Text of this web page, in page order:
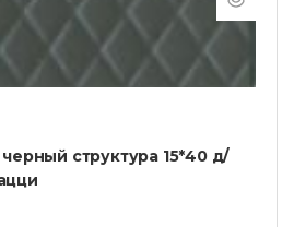
структура 15*40 д/